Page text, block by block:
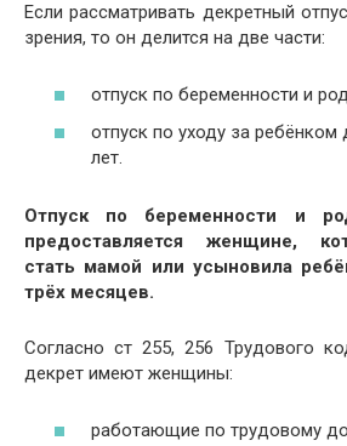
Если рассматривать декретный
зрения, то он делится на две части:
отпуск по беременности и
отпуск по уходу за
лет.
Отпуск по беременности и
предоставляется женщине,
стать мамой или усыновила
трёх месяцев.
Согласно ст 255, 256 Трудового
декрет имеют женщины:
работающие по трудовому